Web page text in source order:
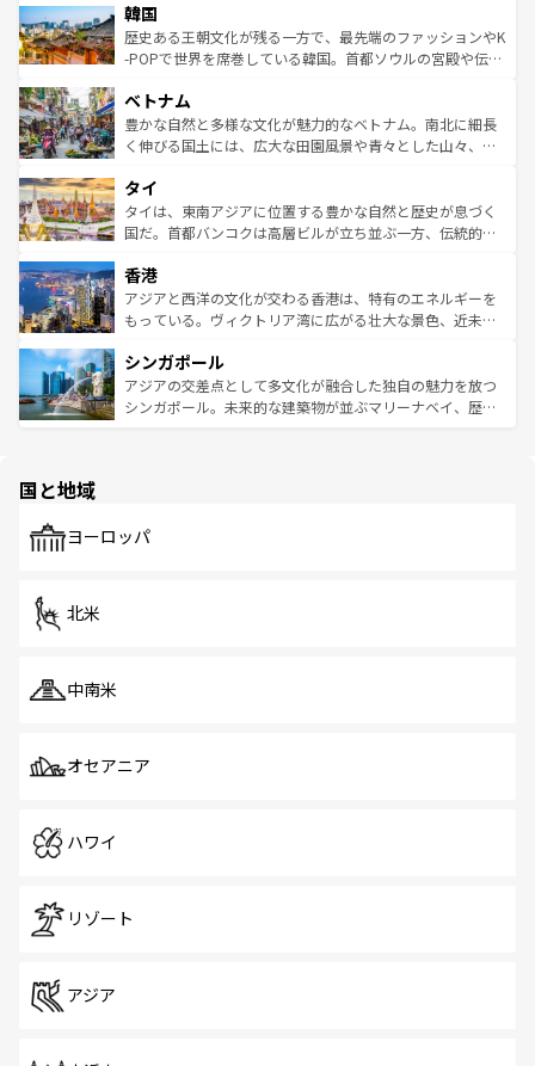
ワイを、存分に味わってほしい。 なお、新着のハワイ情報
はコンテンツ一覧を参照してほしい。
いる。アクティビティも充実しており、サーフィンやダイ
ビング、ハイキングなど、アウトドア好きにはたまらな
い。オーストラリアの多彩な魅力を存分に味わいつくそ
参照してほしい。
ン）、静ひつな山岳地帯である台湾東部など、都市の喧騒
と山間の静けさが共存しており、訪れる人に新しい発見と
驚きをもたらしてくれる。また、奥深い台湾の食文化も魅
容にもいいと評判のスイーツなど、バラエティ豊かな料理
が味わえる。 なお、新着の台湾情報は コンテンツ一覧を参
照してほしい。
韓国
歴史ある王朝文化が残る一方で、最先端のファッションやK
-POPで世界を席巻している韓国。首都ソウルの宮殿や伝統
き、地方に足を延ばせば四季折々の自然美を楽しむことが
できる。そして、キムチや焼肉、絶品のストリートフード
まで、さまざまな韓国料理が待っている。夜には、韓国な
リティに包まれながら、韓国の多彩な魅力を心ゆくまで味
わってみてほしい。 なお、新着の韓国情報はコンテンツ一
覧を参照してほしい。
ベトナム
豊かな自然と多様な文化が魅力的なベトナム。南北に細長
く伸びる国土には、広大な田園風景や青々とした山々、世
急速な発展と共に伝統が息づく。ハノイの古い町並みやホ
ーチミン市のフランス統治時代の建物も、独特の雰囲気を
醸し出している。また、バラエティの豊かさとおいしさで
とつ。フォーやバインミー、ベトナムコーヒーなどは、ぜ
ひ現地で味わいたい。どの地域を訪れてもあたたかい人々
が旅行者を迎えてくれるので、きっと忘れられない旅にな
参照してほしい。
タイ
タイは、東南アジアに位置する豊かな自然と歴史が息づく
国だ。首都バンコクは高層ビルが立ち並ぶ一方、伝統的な
の活気が交差している。北部ではチェンマイなどの山岳地
帯で自然と触れ合い、南部ではプーケットやクラビの美し
いビーチでリゾート気分を楽しむことができる。タイ料理
激する。気候は一年中温暖で、どの季節にも異なる楽しみ
が待っている。親しみやすいタイの人々、仏教を中心とし
た文化、そして多様な観光資源が、訪れる旅人を魅了し続
香港
アジアと西洋の文化が交わる香港は、特有のエネルギーを
もっている。ヴィクトリア湾に広がる壮大な景色、近未来
み、どこを訪れても感動するはず。観光スポットが密集し
ており、効率よく見どころを回れるのも魅力。息をのむよ
うな絶景から文化的な体験まで、香港を存分に楽しみ尽く
シンガポール
アジアの交差点として多文化が融合した独自の魅力を放つ
シンガポール。未来的な建築物が並ぶマリーナベイ、歴史
で、ホーカーズは地元の風情を楽しめる外せないスポット
国と地域
ヨーロッパ
北米
中南米
オセアニア
ハワイ
リゾート
アジア